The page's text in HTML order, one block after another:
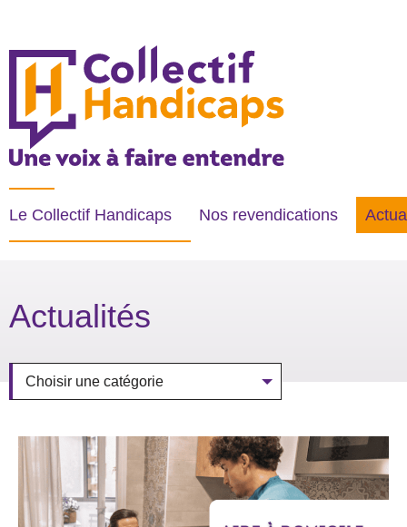
Le Collectif Handicaps
Nos revendications
- Actif
Actualités